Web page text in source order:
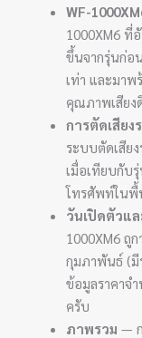
WF-
1000XM6 ที่
ขึ้นจากรุ่นก่อ
เท่า และมาพ
คุณภาพเสียง
การตัดเสีย
ระบบตัดเสีย
เมื่อเทียบกับ
โทรศัพท์ในพื้
วันเปิดตัวแ
1000XM6 ถู
กุมภาพันธ์ (มี
ข้อมูลราคาจ
ครับ
ภาพรวม — ก